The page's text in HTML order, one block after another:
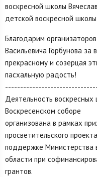
воскресной школы
детской воскресной
Благодарим
Васильевича Горбунова за
прекрасному и созерцая
пасхальную радость!
Деятельность
Воскресенском соборе
организована в рамках
просветительского
поддержке Министерства
области при
грантов.